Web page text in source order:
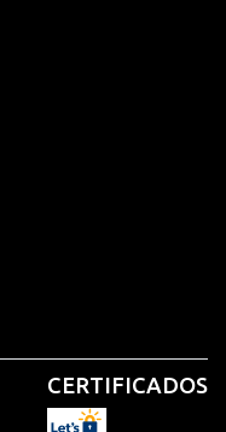
CERTIFICADOS